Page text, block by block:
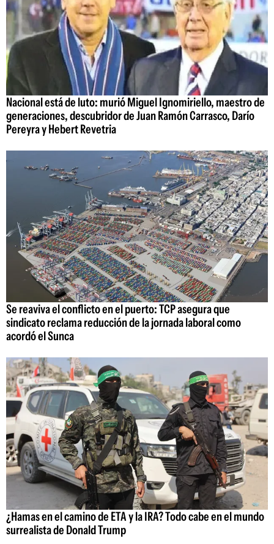
Nacional está de luto: murió Miguel Ignomiriello, maestro de
generaciones, descubridor de Juan Ramón Carrasco, Darío
Pereyra y Hebert Revetria
Se reaviva el conflicto en el puerto: TCP asegura que
sindicato reclama reducción de la jornada laboral como
acordó el Sunca
¿Hamas en el camino de ETA y la IRA? Todo cabe en el mundo
surrealista de Donald Trump